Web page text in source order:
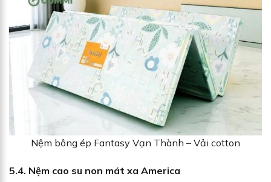
Nệm bông ép Fantasy Vạn Thành – Vải cotton
5.4. Nệm cao su non mát xa America